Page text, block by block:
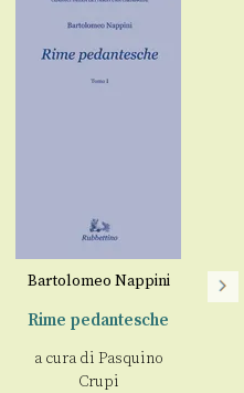
Bartolomeo Nappini
Rime pedantesche
a cura di Pasquino
Crupi